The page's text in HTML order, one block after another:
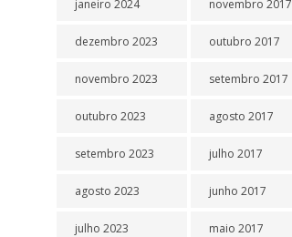
janeiro 2024
dezembro 2023
novembro 2023
outubro 2023
setembro 2023
agosto 2023
julho 2023
novembro 2017
outubro 2017
setembro 2017
agosto 2017
julho 2017
junho 2017
maio 2017